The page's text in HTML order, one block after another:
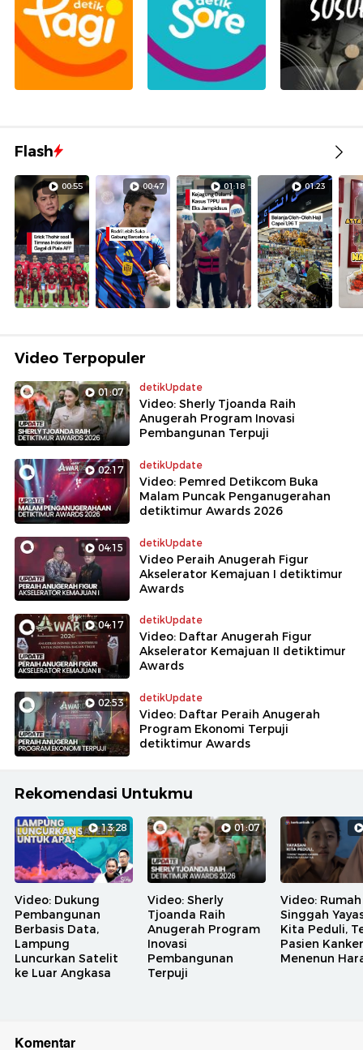
Flash
00:55 00:47 01:18 01:23
Video Terpopuler
01:07 detikUpdate
Video: Sherly Tjoanda Raih
Anugerah Program Inovasi
Pembangunan Terpuji
02:17 detikUpdate
Video: Pemred Detikcom Buka
Malam Puncak Penganugerahan
detiktimur Awards 2026
04:15 detikUpdate
Video Peraih Anugerah Figur
Akselerator Kemajuan I detiktimur
Awards
04:17 detikUpdate
Video: Daftar Anugerah Figur
Akselerator Kemajuan II detiktimur
Awards
02:53 detikUpdate
Video: Daftar Peraih Anugerah
Program Ekonomi Terpuji
detiktimur Awards
Rekomendasi Untukmu
13:28
Video: Dukung
Pembangunan
Berbasis Data,
Lampung
Luncurkan Satelit
ke Luar Angkasa
01:07
Video: Sherly
Tjoanda Raih
Anugerah Program
Inovasi
Pembangunan
Terpuji
Video: Rumah
Singgah
Kita Peduli,
Pasien Kanker
Menenun